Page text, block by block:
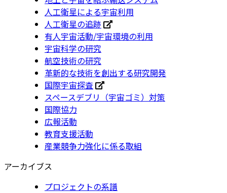
人工衛星による宇宙利用
人工衛星の追跡
有人宇宙活動/宇宙環境の利用
宇宙科学の研究
航空技術の研究
革新的な技術を創出する研究開発
国際宇宙探査
スペースデブリ（宇宙ゴミ）対策
国際協力
広報活動
教育支援活動
産業競争力強化に係る取組
アーカイブス
プロジェクトの系譜